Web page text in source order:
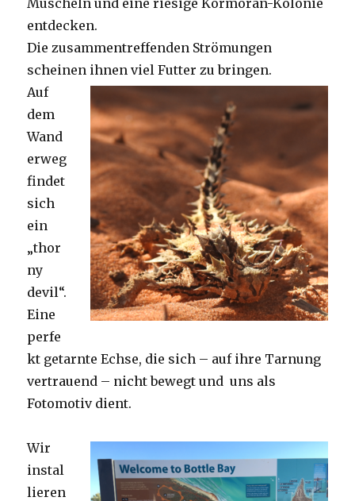
entdecken.
Die zusammentreffenden Strömungen
scheinen ihnen viel Futter zu bringen.
Auf
dem
Wand
erweg
findet
sich
ein
„thor
ny
devil“.
Eine
perfe
kt getarnte Echse, die sich – auf ihre Tarnung
vertrauend – nicht bewegt und uns als
Fotomotiv dient.
Wir
instal
lieren